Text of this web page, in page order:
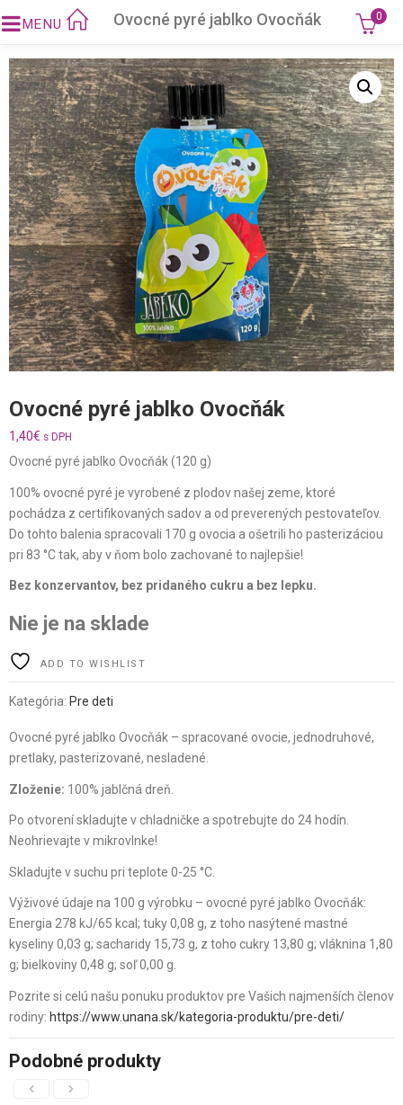
Ovocné pyré jablko Ovocňák 0
Ovocné pyré jablko Ovocňák
1,40€ s DPH
Ovocné pyré jablko Ovocňák (120 g)
100% ovocné pyré je vyrobené z plodov našej zeme, ktoré
pochádza z certifikovaných sadov a od preverených pestovateľov.
Do tohto balenia spracovali 170 g ovocia a ošetrili ho pasterizáciou
pri 83 °C tak, aby v ňom bolo zachované to najlepšie!
Bez konzervantov, bez pridaného cukru a bez lepku.
Nie je na sklade
ADD TO WISHLIST
Kategória: Pre deti
Ovocné pyré jablko Ovocňák – spracované ovocie, jednodruhové,
pretlaky, pasterizované, nesladené.
Zloženie: 100% jablčná dreň.
Po otvorení skladujte v chladničke a spotrebujte do 24 hodín.
Neohrievajte v mikrovlnke!
Skladujte v suchu pri teplote 0-25 °C.
Výživové údaje na 100 g výrobku – ovocné pyré jablko Ovocňák:
Energia 278 kJ/65 kcal; tuky 0,08 g, z toho nasýtené mastné
kyseliny 0,03 g; sacharidy 15,73 g, z toho cukry 13,80 g; vláknina 1,80
g; bielkoviny 0,48 g; soľ 0,00 g.
Pozrite si celú našu ponuku produktov pre Vašich najmenších členov
rodiny: https://www.unana.sk/kategoria-produktu/pre-deti/
Podobné produkty